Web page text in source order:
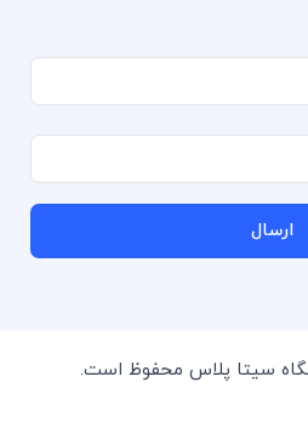
ارسال
سیتا پلاس محفوظ است.